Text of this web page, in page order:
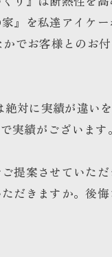
』を私達アイケ
でお客様とのお
絶対に実績が違い
実績がございます。
提案させていただ
だきますか。後悔